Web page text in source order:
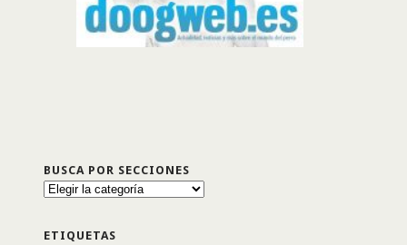
BUSCA POR SECCIONES
Busca
ETIQUETAS